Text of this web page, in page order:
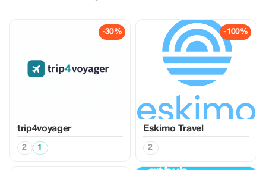
-30%
trip4voyager
2 1
-100%
Eskimo Travel
2